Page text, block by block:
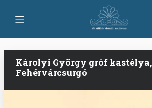
tartalomra
Károlyi György gróf kastélya,
Fehérvárcsurgó